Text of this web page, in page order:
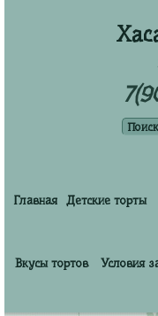
Главная Детские торты
Вкусы тортов Условия